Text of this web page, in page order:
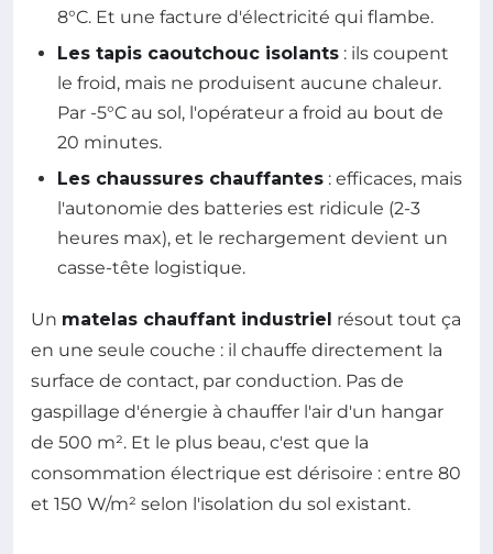
8°C. Et une facture d'électricité qui flambe.
Les tapis caoutchouc isolants : ils coupent
le froid, mais ne produisent aucune chaleur.
Par -5°C au sol, l'opérateur a froid au bout de
20 minutes.
Les chaussures chauffantes : efficaces, mais
l'autonomie des batteries est ridicule (2-3
heures max), et le rechargement devient un
casse-tête logistique.
Un matelas chauffant industriel résout tout ça
en une seule couche : il chauffe directement la
surface de contact, par conduction. Pas de
gaspillage d'énergie à chauffer l'air d'un hangar
de 500 m². Et le plus beau, c'est que la
consommation électrique est dérisoire : entre 80
et 150 W/m² selon l'isolation du sol existant.